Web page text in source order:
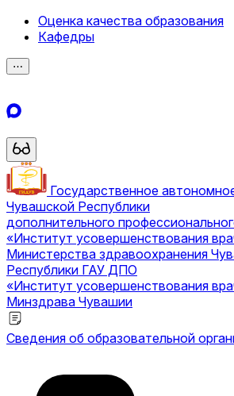
Оценка качества образования
Кафедры
⋯
Государственное
Чувашской Республики
дополнительного
«Институт усовершенствования
Министерства здравоохранения
Республики ГАУ ДПО
«Институт усовершенствования
Минздрава Чувашии
Сведения об образовательной